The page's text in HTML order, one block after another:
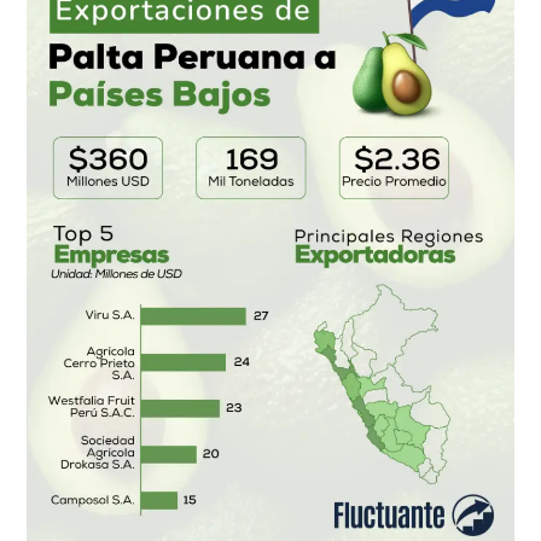
Palta
Peruana
Países
enero
2024